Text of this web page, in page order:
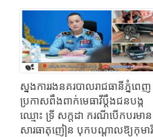
ស្នងការរងនគរបាលរាជធានីភ្នំពេញ
ប្រកាសពឹងពាក់មេធាវីប្តឹងជនបង្ក
ឈ្មោះ ទ្រី សក្ដដា ករណីបើកបរមាន
សារធាតុញៀន បុកបណ្តាលឱ្យកុមារី